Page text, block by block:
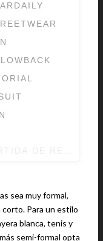
sea muy formal,
Para un estilo
blanca, tenis y
semi-formal opta